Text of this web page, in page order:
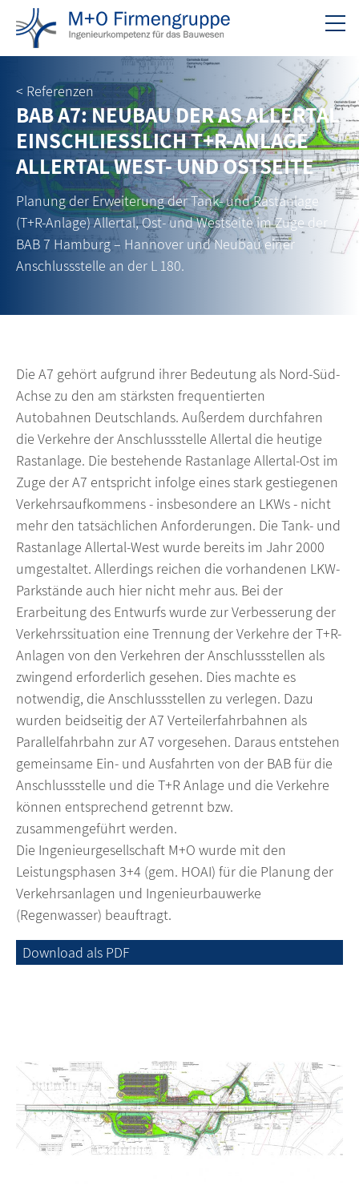
< Referenzen
BAB A7: NEUBAU DER AS ALLERTAL
EINSCHLIESSLICH T+R-ANLAGE
ALLERTAL WEST- UND OSTSEITE
Planung der Erweiterung der Tank- und Rastanlage
(T+R-Anlage) Allertal, Ost- und Westseite im Zuge der
BAB 7 Hamburg – Hannover und Neubau einer
Anschlussstelle an der L 180.
Die A7 gehört aufgrund ihrer Bedeutung als Nord-Süd-
Achse zu den am stärksten frequentierten
Autobahnen Deutschlands. Außerdem durchfahren
die Verkehre der Anschlussstelle Allertal die heutige
Rastanlage. Die bestehende Rastanlage Allertal-Ost im
Zuge der A7 entspricht infolge eines stark gestiegenen
Verkehrsaufkommens - insbesondere an LKWs - nicht
mehr den tatsächlichen Anforderungen. Die Tank- und
Rastanlage Allertal-West wurde bereits im Jahr 2000
umgestaltet. Allerdings reichen die vorhandenen LKW-
Parkstände auch hier nicht mehr aus. Bei der
Erarbeitung des Entwurfs wurde zur Verbesserung der
Verkehrssituation eine Trennung der Verkehre der T+R-
Anlagen von den Verkehren der Anschlussstellen als
zwingend erforderlich gesehen. Dies machte es
notwendig, die Anschlussstellen zu verlegen. Dazu
wurden beidseitig der A7 Verteilerfahrbahnen als
Parallelfahrbahn zur A7 vorgesehen. Daraus entstehen
gemeinsame Ein- und Ausfahrten von der BAB für die
Anschlussstelle und die T+R Anlage und die Verkehre
können entsprechend getrennt bzw.
zusammengeführt werden.
Die Ingenieurgesellschaft M+O wurde mit den
Leistungsphasen 3+4 (gem. HOAI) für die Planung der
Verkehrsanlagen und Ingenieurbauwerke
(Regenwasser) beauftragt.
Download als PDF